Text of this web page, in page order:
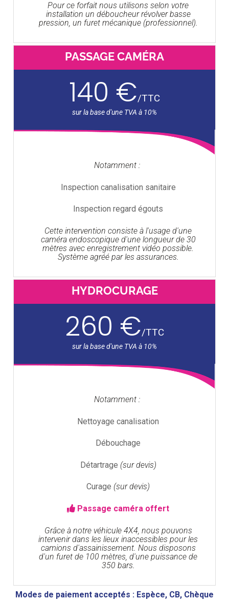
Pour ce forfait nous utilisons selon votre
installation un déboucheur révolver basse
pression, un furet mécanique (professionnel).
PASSAGE CAMÉRA
140 €/TTC
Notamment :
Inspection canalisation sanitaire
Inspection regard égouts
Cette intervention consiste à l'usage d'une
caméra endoscopique d'une longueur de 30
mètres avec enregistrement vidéo possible.
Système agréé par les assurances.
HYDROCURAGE
260 €/TTC
Notamment :
Nettoyage canalisation
Débouchage
Détartrage (sur devis)
Curage (sur devis)
Passage caméra offert
Grâce à notre véhicule 4X4, nous pouvons
intervenir dans les lieux inaccessibles pour les
camions d'assainissement. Nous disposons
d'un furet de 100 mètres, d'une puissance de
350 bars.
Modes de paiement acceptés : Espèce, CB, Chèque